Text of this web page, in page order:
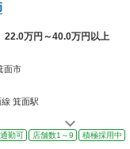
22.0万円～40.0万円以上
面市
箕面駅
勤可 店舗数1～9 積極採用中